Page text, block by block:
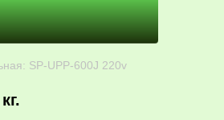
SP-UPP-600J 220v